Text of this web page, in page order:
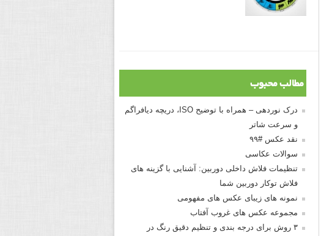
مطالب محبوب
درک نوردهی – همراه با توضیح ISO، دریچه دیافراگم
و سرعت شاتر
نقد عکس #۹۹
سوالات عکاسی
تنظیمات فلاش داخلی دوربین: آشنایی با گزینه های
فلاش توکار دوربین شما
نمونه های زیبای عکس های مفهومی
مجموعه عکس های غروب آفتاب
۳ روش برای درجه بندی و تنظیم دقیق رنگ در